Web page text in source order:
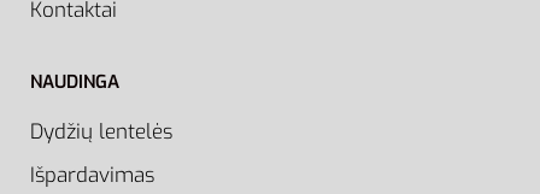
Kontaktai
NAUDINGA
Dydžių lentelės
Išpardavimas